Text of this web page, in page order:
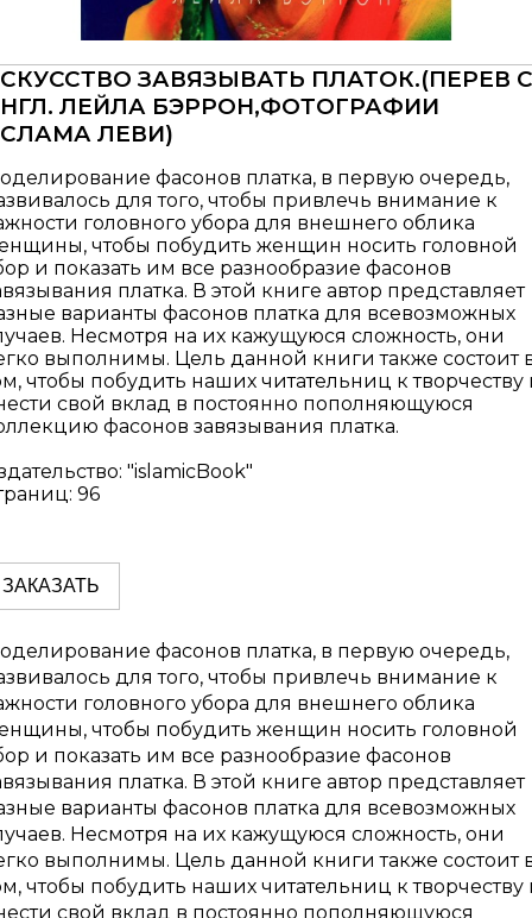
ЗАВЯЗЫВАТЬ ПЛАТОК.(ПЕРЕВ С
ЛЕЙЛА БЭРРОН,ФОТОГРАФИИ
ЛЕВИ)
фасонов платка, в первую очередь,
для того, чтобы привлечь внимание к
головного убора для внешнего облика
чтобы побудить женщин носить головной
и показать им все разнообразие фасонов
платка. В этой книге автор представляет
варианты фасонов платка для всевозможных
Несмотря на их кажущуюся сложность, они
выполнимы. Цель данной книги также состоит
чтобы побудить наших читательниц к творчеству
свой вклад в постоянно пополняющуюся
фасонов завязывания платка.
"islamicBook"
96
ЗАКАЗАТЬ
фасонов платка, в первую очередь,
для того, чтобы привлечь внимание к
головного убора для внешнего облика
чтобы побудить женщин носить головной
и показать им все разнообразие фасонов
платка. В этой книге автор представляет
варианты фасонов платка для всевозможных
Несмотря на их кажущуюся сложность, они
выполнимы. Цель данной книги также состоит
чтобы побудить наших читательниц к творчеству
свой вклад в постоянно пополняющуюся